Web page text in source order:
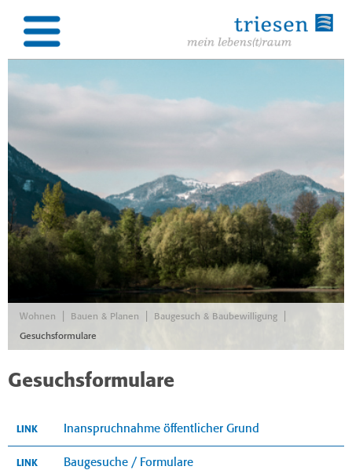
Wohnen Bauen & Planen Baugesuch & Baubewilligung
Gesuchsformulare
Gesuchsformulare
LINK Inanspruchnahme öffentlicher Grund
LINK Baugesuche / Formulare